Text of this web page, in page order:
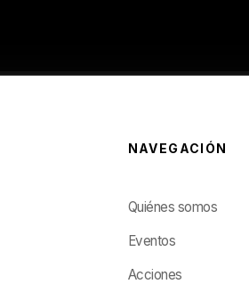
NAVEGACIÓN
Quiénes somos
Eventos
Acciones